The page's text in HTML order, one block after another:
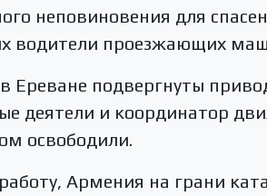
неповиновения для
водители проезжающих
Ереване подвергнуты
деятели и координатор
освободили.
Армения на грани